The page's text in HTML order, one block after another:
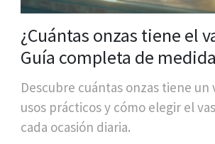
¿Cuántas onzas tiene el
Guía completa de
Descubre cuántas onzas tiene un
usos prácticos y cómo elegir el
cada ocasión diaria.